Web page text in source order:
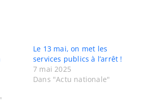
Le 13 mai, on met les
services publics à l’arrêt !
7 mai 2025
Dans "Actu nationale"